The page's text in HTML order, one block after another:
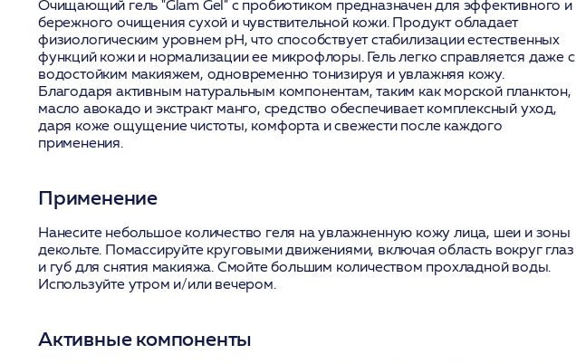
Очищающий гель "Glam Gel" с пробиотиком предназначен для эффективного и
бережного очищения сухой и чувствительной кожи. Продукт обладает
физиологическим уровнем pH, что способствует стабилизации естественных
функций кожи и нормализации ее микрофлоры. Гель легко справляется даже с
водостойким макияжем, одновременно тонизируя и увлажняя кожу.
Благодаря активным натуральным компонентам, таким как морской планктон,
масло авокадо и экстракт манго, средство обеспечивает комплексный уход,
даря коже ощущение чистоты, комфорта и свежести после каждого
применения.
Применение
Нанесите небольшое количество геля на увлажненную кожу лица, шеи и зоны
декольте. Помассируйте круговыми движениями, включая область вокруг глаз
и губ для снятия макияжа. Смойте большим количеством прохладной воды.
Используйте утром и/или вечером.
Активные компоненты